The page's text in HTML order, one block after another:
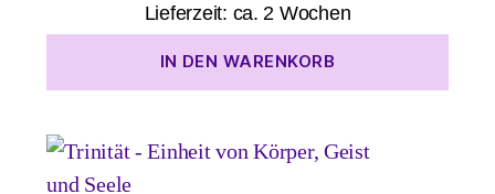
Lieferzeit: ca. 2 Wochen
IN DEN WARENKORB